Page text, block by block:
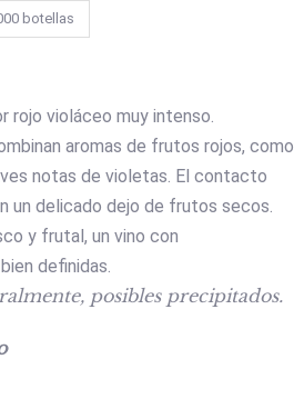
botellas
rojo violáceo muy intenso.
aromas de frutos rojos, como
notas de violetas. El contacto
un delicado dejo de frutos secos.
y frutal, un vino con
definidas.
posibles precipitados.